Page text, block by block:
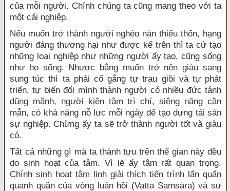
của mỗi người. Chính chúng ta cũng mang theo với ta
một cái nghiệp.
Nếu muốn trở thành người nghèo nàn thiếu thốn, hạng
người đáng thương hại như được kể trên thì ta cứ tạo
những loại nghiệp như những người ấy tạo, cũng sống
như họ sống. Nhược bằng muốn trở nên giàu sang
sung túc thì ta phải cố gắng tự trau giồi và tự phát
triển, tự biến đổi mình thành người có nhiều đức tánh
dũng mãnh, người kiên tâm trì chí, siêng năng cần
mẫn, có khả năng nỗ lực mỗi ngày để tạo dựng tài sản
sự nghiệp. Chừng ấy ta sẽ trở thành người tốt và giàu
có.
Tất cả những gì mà ta thành tựu trên thế gian này đều
do sinh hoạt của tâm. Vì lẽ ấy tâm rất quan trọng.
Chính sinh hoạt tâm linh giải thích tiến trình lẩn quẩn
quanh quần của vòng luân hồi (Vatta Samsàra) và sự